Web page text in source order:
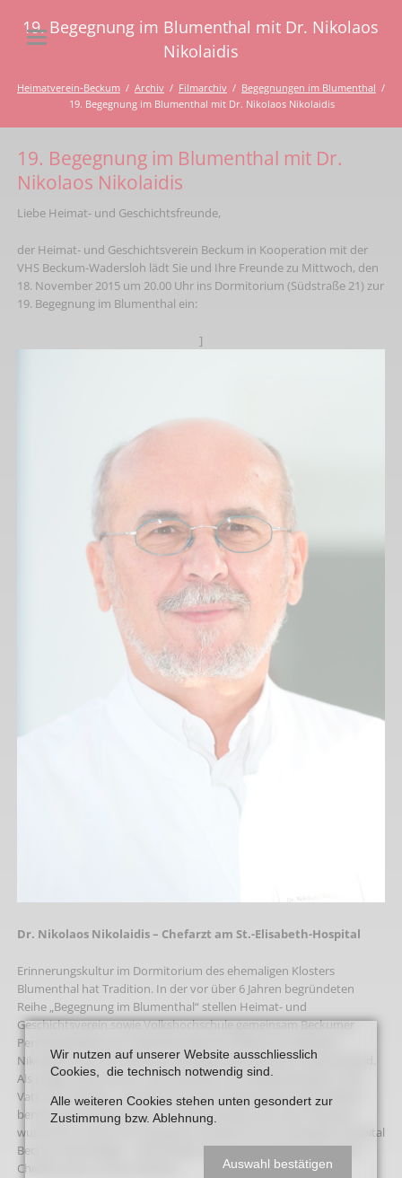
19. Begegnung im Blumenthal mit Dr. Nikolaos
Nikolaidis
Heimatverein-Beckum Archiv Filmarchiv
Begegnungen im Blumenthal
19. Begegnung im Blumenthal mit Dr. Nikolaos Nikolaidis
19. Begegnung im Blumenthal mit Dr.
Nikolaos Nikolaidis
Liebe Heimat- und Geschichtsfreunde,
der Heimat- und Geschichtsverein Beckum in Kooperation mit der
VHS Beckum-Wadersloh lädt Sie und Ihre Freunde zu Mittwoch, den
18. November 2015 um 20.00 Uhr ins Dormitorium (Südstraße 21) zur
19. Begegnung im Blumenthal ein:
]
Dr. Nikolaos Nikolaidis – Chefarzt am St.-Elisabeth-Hospital
Erinnerungskultur im Dormitorium des ehemaligen Klosters
Blumenthal hat Tradition. In der vor über 6 Jahren begründeten
Reihe „Begegnung im Blumenthal“ stellen Heimat- und
Geschichtsverein sowie Volkshochschule gemeinsam Beckumer
Persönlichkeiten vor. Nächster Gast ist Chefarzt Dr. Nikolaos
Nikolaidis. Seit 1971 lebt der 1952 geborene Grieche in Deutschland.
Als junger Mann kam er nach Münster zum Medizinstudium. Sein
Vater war damals – als einer der ersten griechischen Gastarbeiter –
bereits seit etlichen Jahren in Oelde ansässig. Der Sohn Nikolaos
wurde Arzt und ist nun seit genau 30 Jahren am St.-Elisabeth-Hospital
Beckum beschäftigt – mittlerweile als einer der beiden führenden
Chefärzte der Inneren Medizin.
Wir nutzen auf unserer Website ausschliesslich
Cookies, die technisch notwendig sind.
Alle weiteren Cookies stehen unten gesondert zur
Zustimmung bzw. Ablehnung.
Auswahl bestätigen